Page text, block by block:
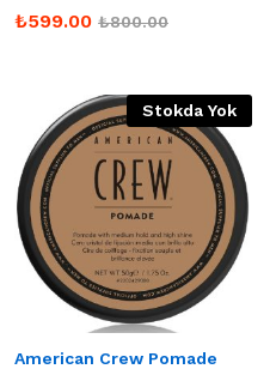
₺599.00 ₺800.00
Stokda Yok
American Crew Pomade